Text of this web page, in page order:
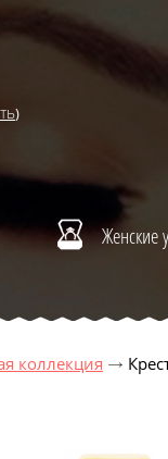
)
Женские
коллекция